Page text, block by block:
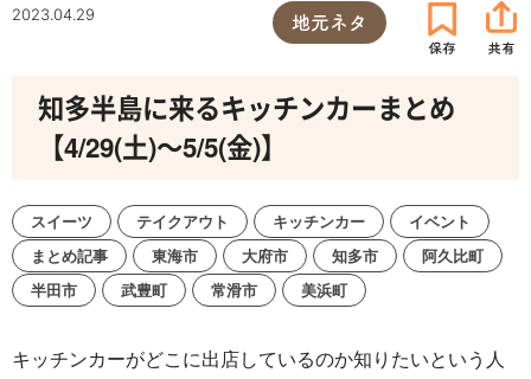
2023.04.29 地元ネタ
知多半島に来るキッチンカーまとめ
【4/29(土)～5/5(金)】
スイーツ テイクアウト キッチンカー
イベント
まとめ記事
東海市 大府市 知多市
阿久比町
半田市
武豊町 常滑市 美浜町
キッチンカーがどこに出店しているのか知りたいという人